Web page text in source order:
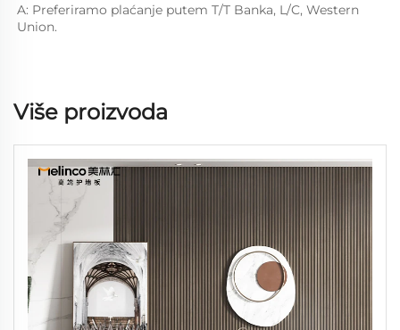
A: Preferiramo plaćanje putem T/T Banka, L/C, Western
Union.
Više proizvoda